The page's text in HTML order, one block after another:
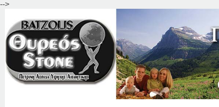
-->